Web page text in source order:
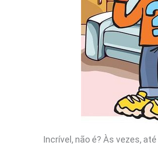
Incrível, não é? Às vezes,